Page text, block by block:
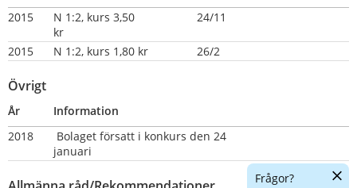
2015
N 1:2, kurs 3,50
kr
24/11
2015 N 1:2, kurs 1,80 kr 26/2
Övrigt
År
Information
2018
Bolaget försatt i konkurs den 24
januari
Frågor?
Dölj